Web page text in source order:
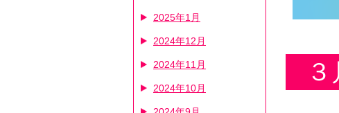
2025年1月
2024年12月
2024年11月
2024年10月